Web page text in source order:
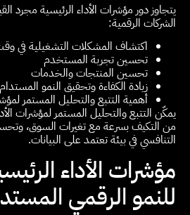
يتجاوز دور مؤشرات الأداء الرئيسية مجرد
الشركات الرقمية:
اكتشاف المشكلات التشغيلية في
تحسين تجربة المستخدم
تحسين المنتجات والخدمات
زيادة الكفاءة وتحقيق النمو المستدام
أهمية التتبع والتحليل المستمر
يمكّن التتبع والتحليل المستمر لمؤشرات
من التكيف بسرعة مع تغيرات السوق،
التنافسي في بيئة تعتمد على البيانات.
مؤشرات الأداء
للنمو الرقمي